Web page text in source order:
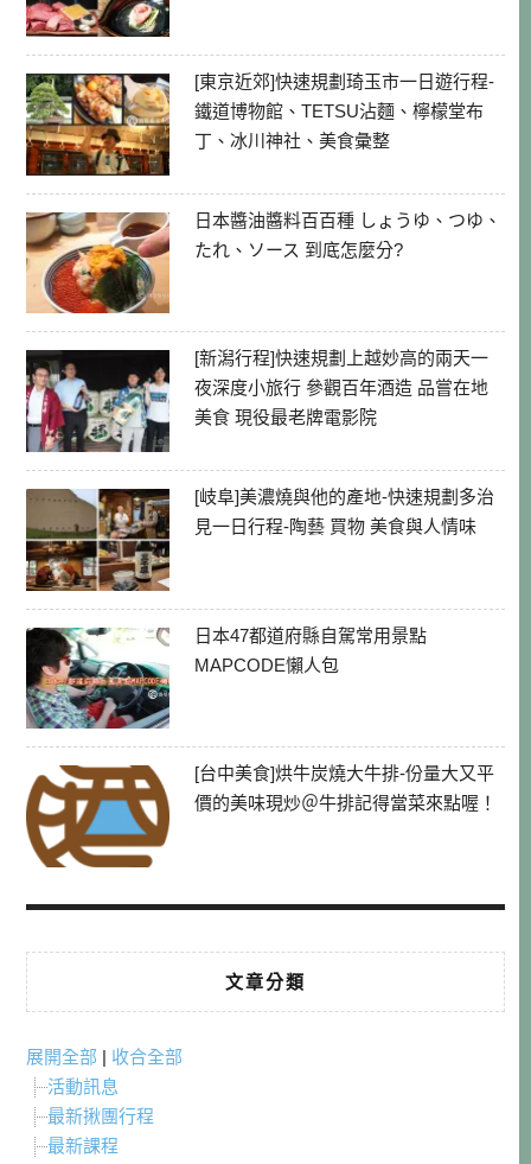
[東京近郊]快速規劃琦玉市一日遊行程-
鐵道博物館、TETSU沾麵、檸檬堂布
丁、冰川神社、美食彙整
日本醬油醬料百百種 しょうゆ、つゆ、
たれ、ソース 到底怎麼分?
[新潟行程]快速規劃上越妙高的兩天一
夜深度小旅行 參觀百年酒造 品嘗在地
美食 現役最老牌電影院
[岐阜]美濃燒與他的產地-快速規劃多治
見一日行程-陶藝 買物 美食與人情味
日本47都道府縣自駕常用景點
MAPCODE懶人包
[台中美食]烘牛炭燒大牛排-份量大又平
價的美味現炒＠牛排記得當菜來點喔！
文章分類
展開全部 | 收合全部
活動訊息
最新揪團行程
最新課程